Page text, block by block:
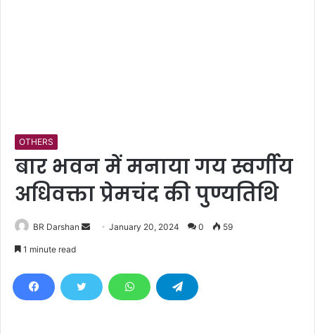
OTHERS
बार भवन में मनाया गय स्वर्गीय
अधिवक्ता प्रेमचंद की पुण्यतिथि
BR Darshan
d
January 20, 2024 0 59
1 minute read